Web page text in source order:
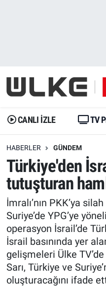
CANLI İZLE TV
HABERLER GÜNDEM
Türkiye'den
tutuşturan
İmralı’nın PKK’ya
Suriye’de YPG’ye
operasyon İsrail’de
İsrail basınında yer
gelişmeleri Ülke
Sarı, Türkiye ve
oluşturacağını ifade
Gündem
Dünya
Erişim Bilgileri
Ekonomi
Trend
Özel Haberler
Yazarlar
Gündem
Trend
Erişim Bilgileri
Spor
Ekonomi
Dünya
Medya
İstanbul Namaz
Trafik Durumu
Erişim Bilgileri
Tüm Manşetler
Son Dakika Haberleri
Haber Arşivi